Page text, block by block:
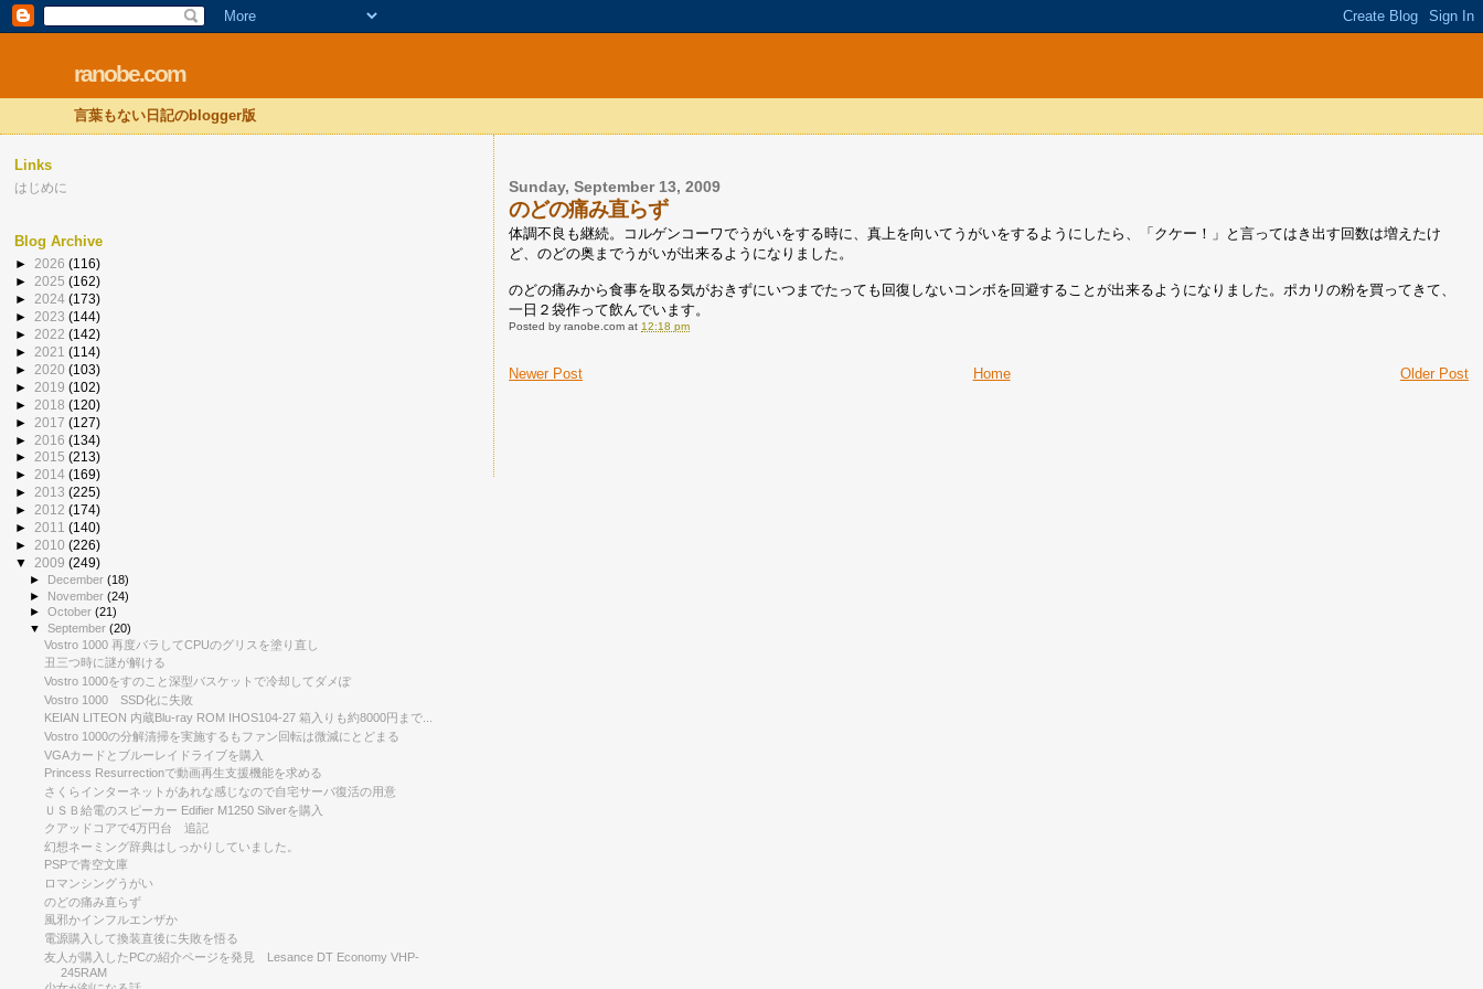
ranobe.com
言葉もない日記のblogger版
Sunday, September 13, 2009
のどの痛み直らず
体調不良も継続。コルゲンコーワでうがいをする時に、真上を向いてうがいをするようにしたら、「クケー！」と言ってはき出す回数は増えたけ
ど、のどの奥までうがいが出来るようになりました。
のどの痛みから食事を取る気がおきずにいつまでたっても回復しないコンボを回避することが出来るようになりました。ポカリの粉を買ってきて、
一日２袋作って飲んでいます。
Posted byranobe.com at 12:18 pm
Newer Post Older Post
Home
Links
はじめに
Blog Archive
► 2026 (116)
► 2025 (162)
► 2024 (173)
► 2023 (144)
► 2022 (142)
► 2021 (114)
► 2020 (103)
► 2019 (102)
► 2018 (120)
► 2017 (127)
► 2016 (134)
► 2015 (213)
► 2014 (169)
► 2013 (225)
► 2012 (174)
► 2011 (140)
► 2010 (226)
▼ 2009 (249)
► December(18)
► November(24)
►October(21)
▼September(20)
Vostro 1000 再度バラしてCPUのグリスを塗り直し
丑三つ時に謎が解ける
Vostro 1000をすのこと深型バスケットで冷却してダメぽ
Vostro 1000 SSD化に失敗
KEIAN LITEON 内蔵Blu-ray ROM IHOS104-27 箱入りも約8000円まで...
Vostro 1000の分解清掃を実施するもファン回転は微減にとどまる
VGAカードとブルーレイドライブを購入
Princess Resurrectionで動画再生支援機能を求める
さくらインターネットがあれな感じなので自宅サーバ復活の用意
ＵＳＢ給電のスピーカー Edifier M1250 Silverを購入
クアッドコアで4万円台 追記
幻想ネーミング辞典はしっかりしていました。
PSPで青空文庫
ロマンシングうがい
のどの痛み直らず
風邪かインフルエンザか
電源購入して換装直後に失敗を悟る
友人が購入したPCの紹介ページを発見 Lesance DT Economy VHP-
245RAM